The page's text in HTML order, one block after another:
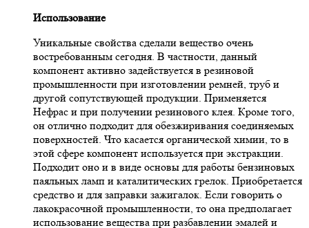
Использование
Уникальные свойства сделали вещество очень
востребованным сегодня. В частности, данный
компонент активно задействуется в резиновой
промышленности при изготовлении ремней, труб и
другой сопутствующей продукции. Применяется
Нефрас и при получении резинового клея. Кроме того,
он отлично подходит для обезжиривания соединяемых
поверхностей. Что касается органической химии, то в
этой сфере компонент используется при экстракции.
Подходит оно и в виде основы для работы бензиновых
паяльных ламп и каталитических грелок. Приобретается
средство и для заправки зажигалок. Если говорить о
лакокрасочной промышленности, то она предполагает
использование вещества при разбавлении эмалей и